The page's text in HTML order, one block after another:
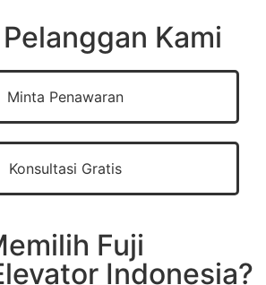
Kami
Minta Penawaran
Konsultasi Gratis
Fuji
Indonesia?